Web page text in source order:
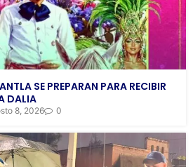
SE PREPARAN PARA RECIBIR
DALIA
8, 2026 0